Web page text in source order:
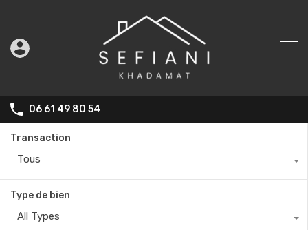
06 61 49 80 54
Transaction
Tous
Type de bien
All Types